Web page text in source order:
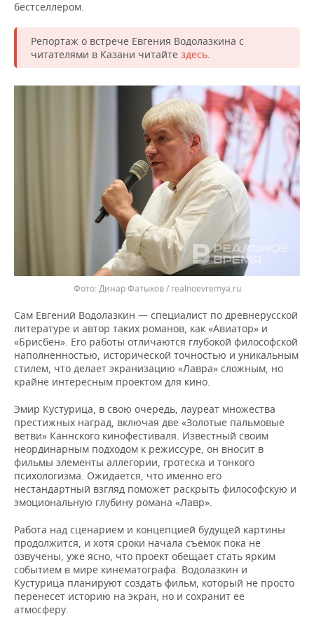
бестселлером.
Репортаж о встрече Евгения Водолазкина с
читателями в Казани читайте здесь.
Динар Фатыхов / realnoevremya.ru
Сам Евгений Водолазкин — специалист по древнерусской
литературе и автор таких романов, как «Авиатор» и
«Брисбен». Его работы отличаются глубокой философской
наполненностью, исторической точностью и уникальным
стилем, что делает экранизацию «Лавра» сложным, но
крайне интересным проектом для кино.
Эмир Кустурица, в свою очередь, лауреат множества
престижных наград, включая две «Золотые пальмовые
ветви» Каннского кинофестиваля. Известный своим
неординарным подходом к режиссуре, он вносит в
фильмы элементы аллегории, гротеска и тонкого
психологизма. Ожидается, что именно его
нестандартный взгляд поможет раскрыть философскую и
эмоциональную глубину романа «Лавр».
Работа над сценарием и концепцией будущей картины
продолжится, и хотя сроки начала съемок пока не
озвучены, уже ясно, что проект обещает стать ярким
событием в мире кинематографа. Водолазкин и
Кустурица планируют создать фильм, который не просто
перенесет историю на экран, но и сохранит ее
атмосферу.